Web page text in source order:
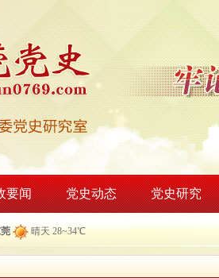
要闻 党史动态 党史研究
晴天 28~34℃